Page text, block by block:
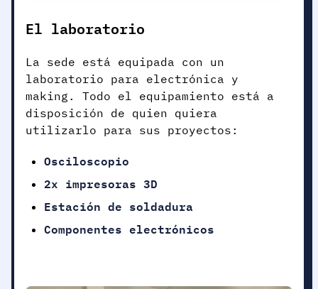
El laboratorio
La sede está equipada con un
laboratorio para electrónica y
making. Todo el equipamiento está a
disposición de quien quiera
utilizarlo para sus proyectos:
Osciloscopio
2x impresoras 3D
Estación de soldadura
Componentes electrónicos